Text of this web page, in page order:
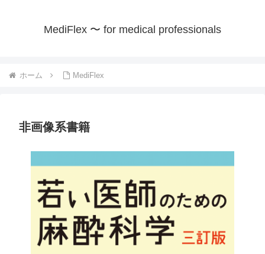
MediFlex 〜 for medical professionals
ホーム MediFlex
非画像系書籍